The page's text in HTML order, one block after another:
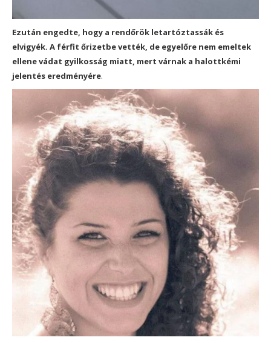
Ezután engedte, hogy a rendőrök letartóztassák és
elvigyék. A férfit őrizetbe vették, de egyelőre nem emeltek
ellene vádat gyilkosság miatt, mert várnak a halottkémi
jelentés eredményére.